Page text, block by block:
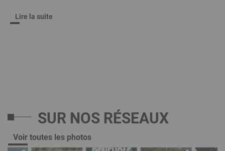
Lire la suite
URL
Voir toutes les photos
SUR NOS RÉSEAUX